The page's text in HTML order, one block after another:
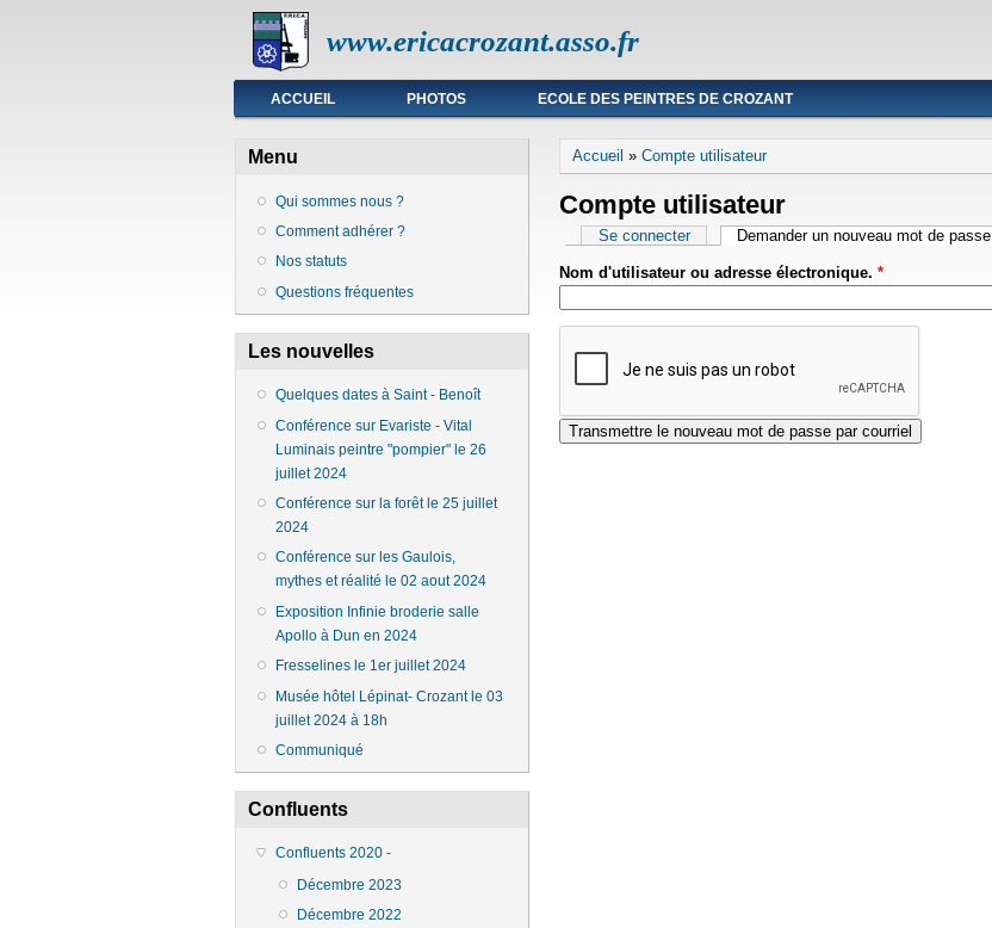
www.ericacrozant.asso.fr
Menu principal
ACCUEIL PHOTOS ECOLE DES PEINTRES DE CROZANT
Menu
Qui sommes nous ?
Comment adhérer ?
Nos statuts
Questions fréquentes
Les nouvelles
Quelques dates à Saint - Benoît
Conférence sur Evariste - Vital
Luminais peintre "pompier" le 26
juillet 2024
Conférence sur la forêt le 25 juillet
2024
Conférence sur les Gaulois,
mythes et réalité le 02 aout 2024
Exposition Infinie broderie salle
Apollo à Dun en 2024
Fresselines le 1er juillet 2024
Musée hôtel Lépinat- Crozant le 03
juillet 2024 à 18h
Communiqué
Confluents
Confluents 2020 -
Décembre 2023
Décembre 2022
Vous êtes ici
Accueil » Compte utilisateur
Compte utilisateur
Onglets principaux
Se connecter Demander un nouveau mot de passe
Nom d'utilisateur ou adresse électronique. *